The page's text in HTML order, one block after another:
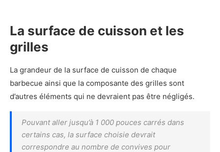
La surface de cuisson et les
grilles
La grandeur de la surface de cuisson de chaque
barbecue ainsi que la composante des grilles sont
d’autres éléments qui ne devraient pas être négligés.
Pouvant aller jusqu’à 1 000 pouces carrés dans
certains cas, la surface choisie devrait
correspondre au nombre de convives pour